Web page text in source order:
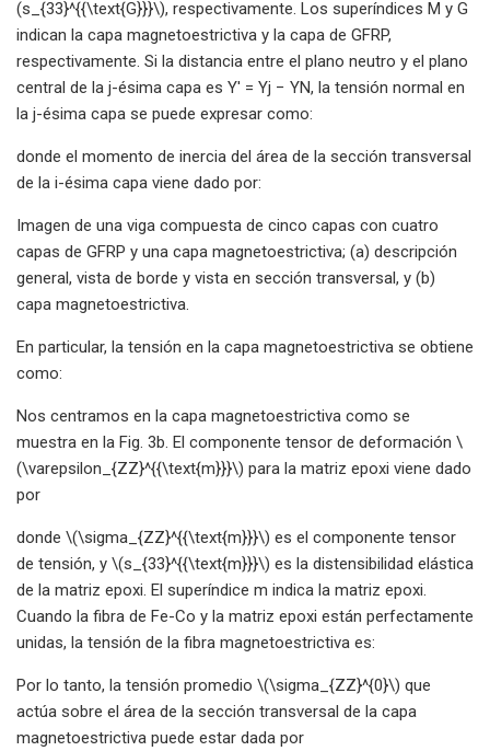
(s_{33}^{{\text{G}}}\), respectivamente. Los superíndices M y G
indican la capa magnetoestrictiva y la capa de GFRP,
respectivamente. Si la distancia entre el plano neutro y el plano
central de la j-ésima capa es Y′ = Yj − YN, la tensión normal en
la j-ésima capa se puede expresar como:
donde el momento de inercia del área de la sección transversal
de la i-ésima capa viene dado por:
Imagen de una viga compuesta de cinco capas con cuatro
capas de GFRP y una capa magnetoestrictiva; (a) descripción
general, vista de borde y vista en sección transversal, y (b)
capa magnetoestrictiva.
En particular, la tensión en la capa magnetoestrictiva se obtiene
como:
Nos centramos en la capa magnetoestrictiva como se
muestra en la Fig. 3b. El componente tensor de deformación \
(\varepsilon_{ZZ}^{{\text{m}}}\) para la matriz epoxi viene dado
por
donde \(\sigma_{ZZ}^{{\text{m}}}\) es el componente tensor
de tensión, y \(s_{33}^{{\text{m}}}\) es la distensibilidad elástica
de la matriz epoxi. El superíndice m indica la matriz epoxi.
Cuando la fibra de Fe-Co y la matriz epoxi están perfectamente
unidas, la tensión de la fibra magnetoestrictiva es:
Por lo tanto, la tensión promedio \(\sigma_{ZZ}^{0}\) que
actúa sobre el área de la sección transversal de la capa
magnetoestrictiva puede estar dada por